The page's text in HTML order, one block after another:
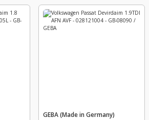
GEBA (Made in Germany)